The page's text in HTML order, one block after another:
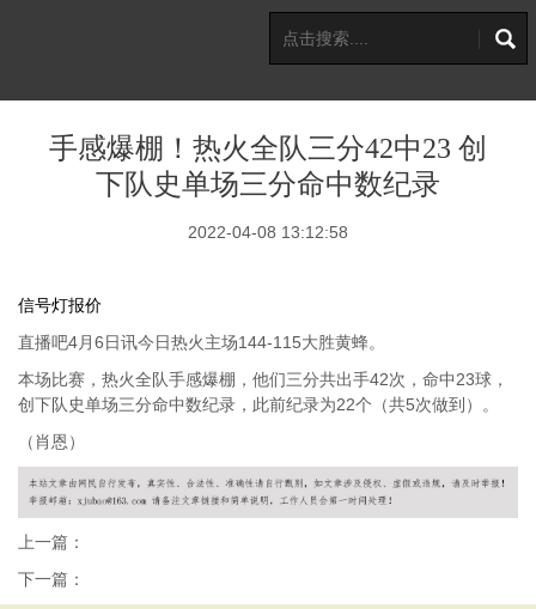
手感爆棚！热火全队三分42中23 创
下队史单场三分命中数纪录
2022-04-08 13:12:58
信号灯报价
直播吧4月6日讯今日热火主场144-115大胜黄蜂。
本场比赛，热火全队手感爆棚，他们三分共出手42次，命中23球，
创下队史单场三分命中数纪录，此前纪录为22个（共5次做到）。
（肖恩）
上一篇：
下一篇：